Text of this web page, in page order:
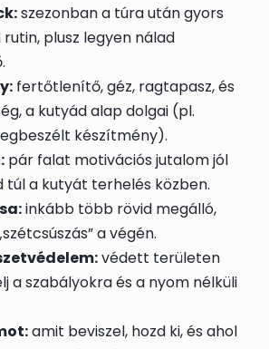
szezonban a túra után gyors
plusz legyen nálad
fertőtlenítő, géz, ragtapasz, és
a kutyád alap dolgai (pl.
készítmény).
pár falat motivációs jutalom jól
túl a kutyát terhelés közben.
inkább több rövid megálló,
a végén.
védett területen
a szabályokra és a nyom nélküli
amit beviszel, hozd ki, és ahol